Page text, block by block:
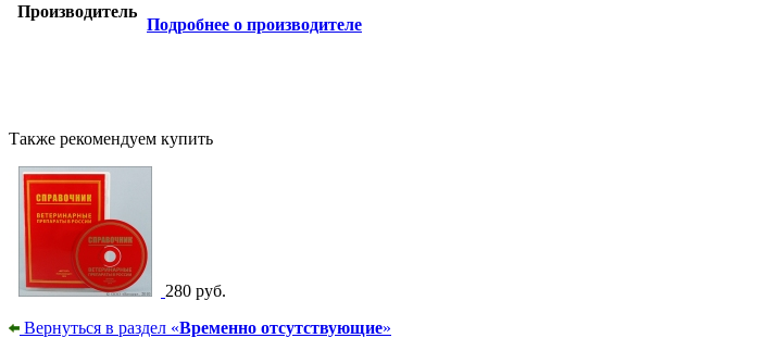
Производитель
Подробнее о производителе
Также рекомендуем купить
280 руб.
Вернуться в раздел «Временно отсутствующие»